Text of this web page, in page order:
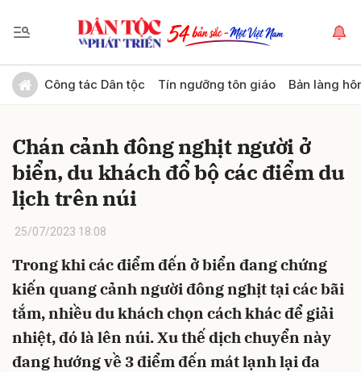
Công tác Dân tộc Tín ngưỡng tôn giáo Bản làng
Chán cảnh đông nghịt người ở
biển, du khách đổ bộ các điểm du
lịch trên núi
25/07/2023 18:08
Trong khi các điểm đến ở biển đang chứng
kiến quang cảnh người đông nghịt tại các bãi
tắm, nhiều du khách chọn cách khác để giải
nhiệt, đó là lên núi. Xu thế dịch chuyển này
đang hướng về 3 điểm đến mát lạnh lại đa
Gửi bình luận